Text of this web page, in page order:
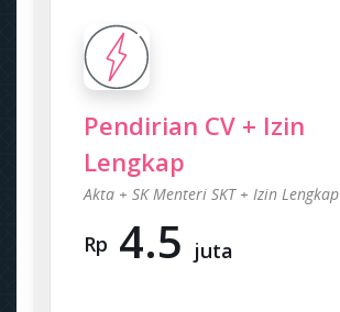
Pendirian CV + Izin
Lengkap
Akta + SK Menteri SKT + Izin Lengkap
Rp 4.5 juta